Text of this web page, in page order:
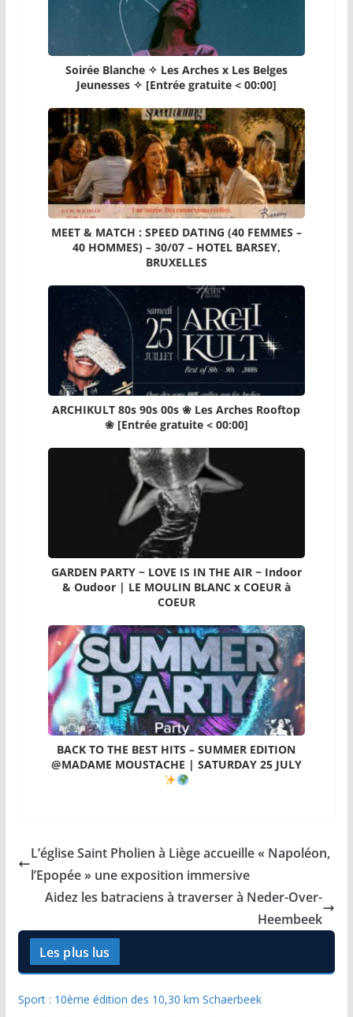
Soirée Blanche ✧ Les Arches x Les Belges
Jeunesses ✧ [Entrée gratuite < 00:00]
MEET & MATCH : SPEED DATING (40 FEMMES –
40 HOMMES) – 30/07 – HOTEL BARSEY,
BRUXELLES
ARCHIKULT 80s 90s 00s ❀ Les Arches Rooftop
❀ [Entrée gratuite < 00:00]
GARDEN PARTY ~ LOVE IS IN THE AIR ~ Indoor
& Oudoor | LE MOULIN BLANC x COEUR à
COEUR
BACK TO THE BEST HITS – SUMMER EDITION
@MADAME MOUSTACHE | SATURDAY 25 JULY
L’église Saint Pholien à Liège accueille « Napoléon,
l’Epopée » une exposition immersive
Aidez les batraciens à traverser à Neder-Over-
Heembeek
Les plus lus
Sport : 10ème édition des 10,30 km Schaerbeek